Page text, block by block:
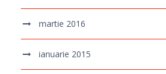
martie 2016
ianuarie 2015